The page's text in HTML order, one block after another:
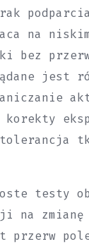
podparcia
na
bez
jest
korekty
tolerancja
testy
na zmianę
przerw